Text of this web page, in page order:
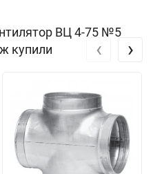
ВЦ 4-75 №5
купили
‹ ›